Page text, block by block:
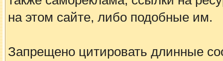
на этом сайте, либо подобные им.
Запрещено цитировать длинные